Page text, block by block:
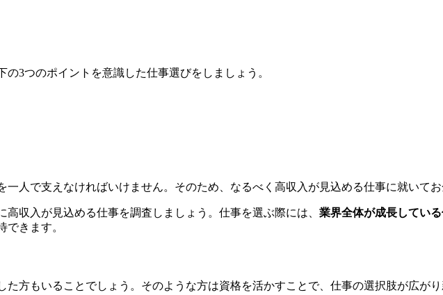
3つのポイントを意識した仕事選びをしましょう。
人で支えなければいけません。そのため、なるべく高収入が見込める仕事に就いてお
収入が見込める仕事を調査しましょう。仕事を選ぶ際には、 業界全体が成長してい
きます。
方もいることでしょう。そのような方は資格を活かすことで、仕事の選択肢が広が